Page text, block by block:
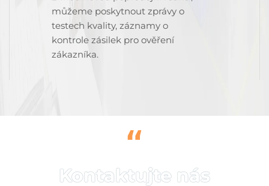
můžeme poskytnout zprávy o
testech kvality, záznamy o
kontrole zásilek pro ověření
zákazníka.
“